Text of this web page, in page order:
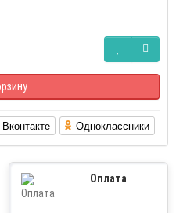
Вконтакте Одноклассники
Оплата